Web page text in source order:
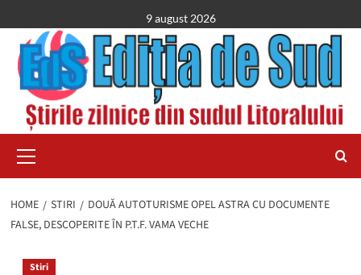
to
content
9 august 2026
Menu
HOME STIRI
DOUĂ AUTOTURISME OPEL ASTRA CU DOCUMENTE
FALSE, DESCOPERITE ÎN P.T.F. VAMA VECHE
Stiri